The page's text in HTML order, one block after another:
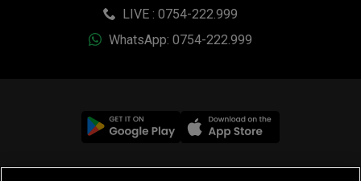
LIVE : 0754-222.999
WhatsApp: 0754-222.999
© 2019-2026 DOGAN MEDIA INTERNATIONAL SA, Toate